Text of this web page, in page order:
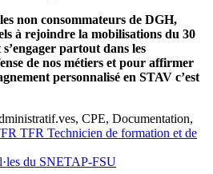
non consommateurs de DGH,
à rejoindre la mobilisations du 30
partout dans les
de nos métiers et pour affirmer
personnalisé en STAV c’est
CPE, Documentation,
TFR Technicien de formation et de
du SNETAP-FSU